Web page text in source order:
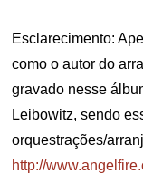
Esclarecimento:
como o autor do
gravado nesse
Leibowitz, sendo
orquestrações/
http://